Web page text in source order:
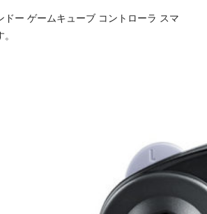
ドー ゲームキューブ コントローラ スマ